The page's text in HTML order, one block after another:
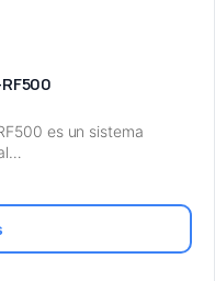
es un sistema